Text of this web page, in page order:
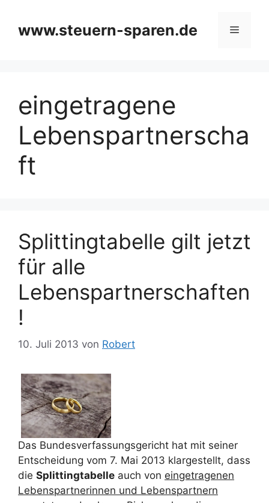
springen
www.steuern-sparen.de Menü
eingetragene
Lebenspartnerscha
ft
Splittingtabelle gilt jetzt
für alle
Lebenspartnerschaften
!
10. Juli 2013 von Robert
Das Bundesverfassungsgericht hat mit seiner
Entscheidung vom 7. Mai 2013 klargestellt, dass
die Splittingtabelle auch von eingetragenen
Lebenspartnerinnen und Lebenspartnern